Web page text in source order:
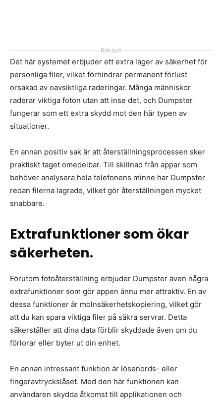
Reklam
Det här systemet erbjuder ett extra lager av säkerhet för
personliga filer, vilket förhindrar permanent förlust
orsakad av oavsiktliga raderingar. Många människor
raderar viktiga foton utan att inse det, och Dumpster
fungerar som ett extra skydd mot den här typen av
situationer.
En annan positiv sak är att återställningsprocessen sker
praktiskt taget omedelbar. Till skillnad från appar som
behöver analysera hela telefonens minne har Dumpster
redan filerna lagrade, vilket gör återställningen mycket
snabbare.
Extrafunktioner som ökar
säkerheten.
Förutom fotoåterställning erbjuder Dumpster även några
extrafunktioner som gör appen ännu mer attraktiv. En av
dessa funktioner är molnsäkerhetskopiering, vilket gör
att du kan spara viktiga filer på säkra servrar. Detta
säkerställer att dina data förblir skyddade även om du
förlorar eller byter ut din enhet.
En annan intressant funktion är lösenords- eller
fingeravtryckslåset. Med den här funktionen kan
användaren skydda åtkomst till applikationen och